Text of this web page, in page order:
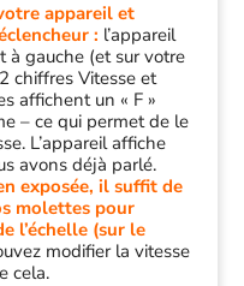
appareil et
: l’appareil
à gauche (et sur votre
chiffres Vitesse et
affichent un « F »
– ce qui permet de le
L’appareil affiche
avons déjà parlé.
exposée, il suffit de
molettes pour
l’échelle (sur le
modifier la vitesse
cela.